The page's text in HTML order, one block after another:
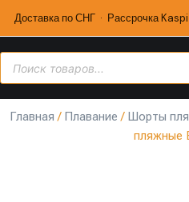
Доставка по СНГ · Рассрочка Kaspi
Главная / Плавание / Шорты
пляжные